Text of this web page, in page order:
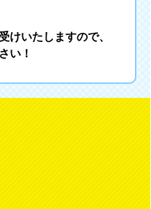
けいたしますので、
い！